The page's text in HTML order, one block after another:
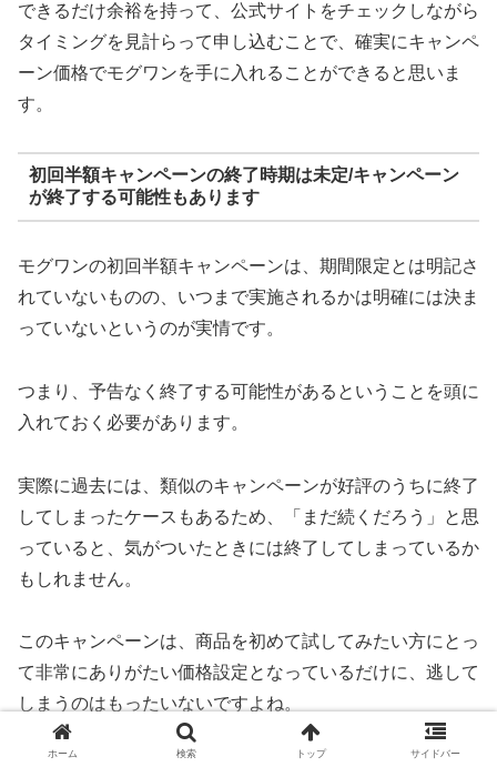
できるだけ余裕を持って、公式サイトをチェックしながら
タイミングを見計らって申し込むことで、確実にキャンペ
ーン価格でモグワンを手に入れることができると思いま
す。
初回半額キャンペーンの終了時期は未定/キャンペーン
が終了する可能性もあります
モグワンの初回半額キャンペーンは、期間限定とは明記さ
れていないものの、いつまで実施されるかは明確には決ま
っていないというのが実情です。
つまり、予告なく終了する可能性があるということを頭に
入れておく必要があります。
実際に過去には、類似のキャンペーンが好評のうちに終了
してしまったケースもあるため、「まだ続くだろう」と思
っていると、気がついたときには終了してしまっているか
もしれません。
このキャンペーンは、商品を初めて試してみたい方にとっ
て非常にありがたい価格設定となっているだけに、逃して
しまうのはもったいないですよね。
ホーム 検索 トップ サイドバー